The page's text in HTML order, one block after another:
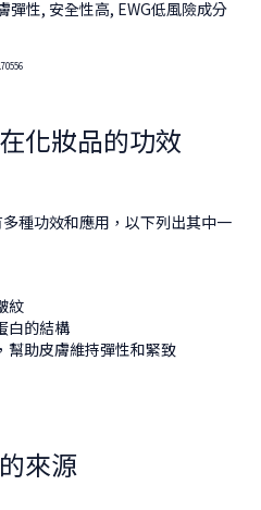
化妝品的功效
種功效和應用，以下列出其中一
紋
白的結構
幫助皮膚維持彈性和緊致
來源